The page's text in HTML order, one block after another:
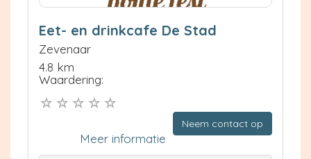
Eet- en drinkcafe De Stad
Zevenaar
4.8 km
Waardering:
Neem contact op
Meer informatie